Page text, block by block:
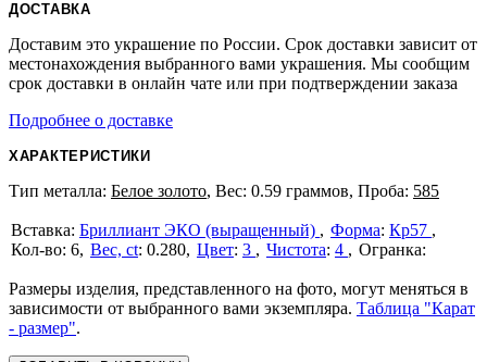
ДОСТАВКА
Доставим это украшение по России. Срок доставки зависит от
местонахождения выбранного вами украшения. Мы сообщим
срок доставки в онлайн чате или при подтверждении заказа
Подробнее о доставке
ХАРАКТЕРИСТИКИ
Тип металла: Белое золото, Вес: 0.59 граммов, Проба: 585
Бриллиант ЭКО (выращенный) Форма: Кр57
6 Вес, ct: 0.280 Цвет: 3 Чистота: 4
Размеры изделия, представленного на фото, могут меняться в
зависимости от выбранного вами экземпляра. Таблица "Карат
- размер".